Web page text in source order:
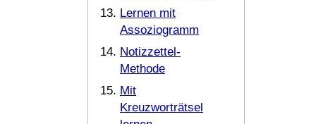
Lernen mit
Assoziogramm
Notizzettel-
Methode
Mit
Kreuzworträtsel